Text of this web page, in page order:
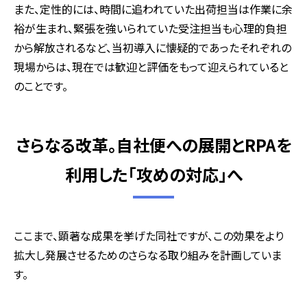
また、定性的には、時間に追われていた出荷担当は作業に余
裕が生まれ、緊張を強いられていた受注担当も心理的負担
から解放されるなど、当初導入に懐疑的であったそれぞれの
現場からは、現在では歓迎と評価をもって迎えられていると
のことです。
さらなる改革。自社便への展開とRPAを
利用した「攻めの対応」へ
ここまで、顕著な成果を挙げた同社ですが、この効果をより
拡大し発展させるためのさらなる取り組みを計画していま
す。